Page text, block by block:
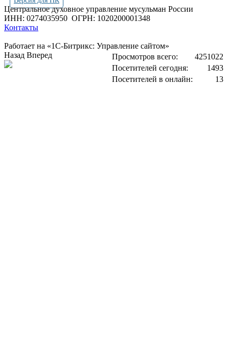
Центральное духовное управление мусульман России
ИНН: 0274035950 ОГРН: 1020200001348
Контакты
Работает на «1С-Битрикс: Управление сайтом»
Просмотров всего:
4251022
Посетителей сегодня:
1493
Посетителей в онлайн:
13
Назад Вперед